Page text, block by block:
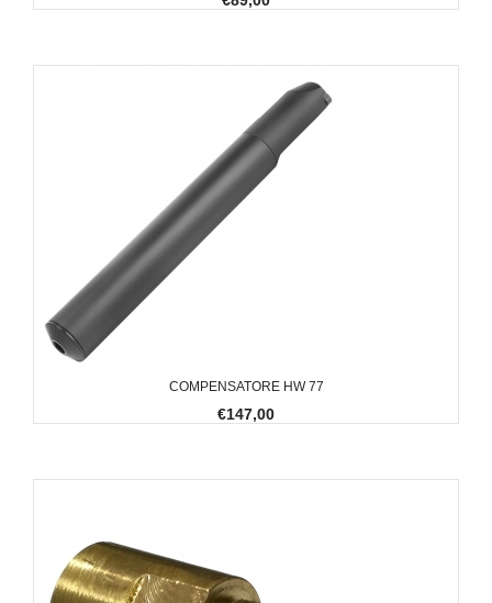
COMPENSATORE HW 77
€147,00